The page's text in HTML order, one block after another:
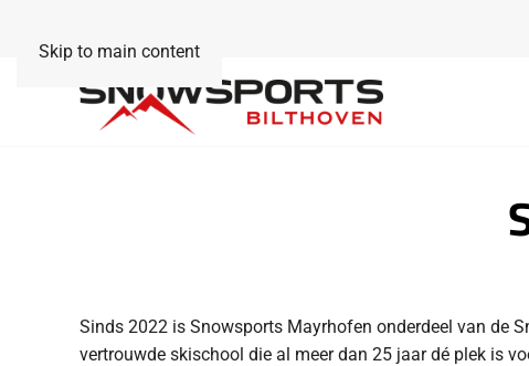
Skip to main content
Sinds 2022 is Snowsports Mayrhofen onderdeel van de
vertrouwde skischool die al meer dan 25 jaar dé plek is